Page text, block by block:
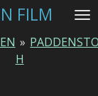
FILM
»
H